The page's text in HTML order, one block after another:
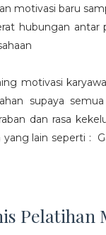
motivasi baru
hubungan antar
motivasi
supaya
dan rasa
yang lain seperti :
Pelatihan